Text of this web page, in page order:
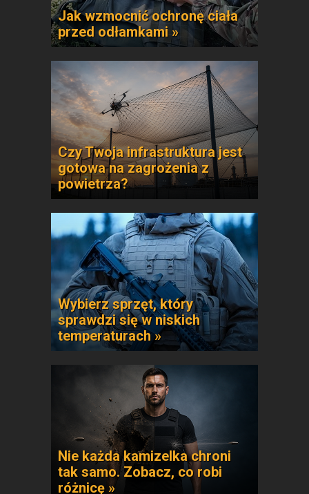
Jak wzmocnić ochronę ciała
przed odłamkami »
Czy Twoja infrastruktura jest
gotowa na zagrożenia z
powietrza?
Wybierz sprzęt, który
sprawdzi się w niskich
temperaturach »
Nie każda kamizelka chroni
tak samo. Zobacz, co robi
różnicę »